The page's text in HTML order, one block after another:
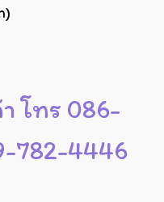
)
โทร 086-
782-4446